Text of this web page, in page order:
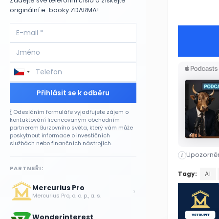
i
Světové
Tagy: AI
originální e-booky ZDARMA!
Přihlásit se k odběru
Odesláním formuláře vyjadřujete zájem o
kontaktování licencovaným obchodním
partnerem Burzovního světa, který vám může
poskytnout informace o investičních
službách nebo finančních nástrojích.
PARTNEŘI:
Mercurius Pro
Mercurius Pro, o. c. p., a. s. ›